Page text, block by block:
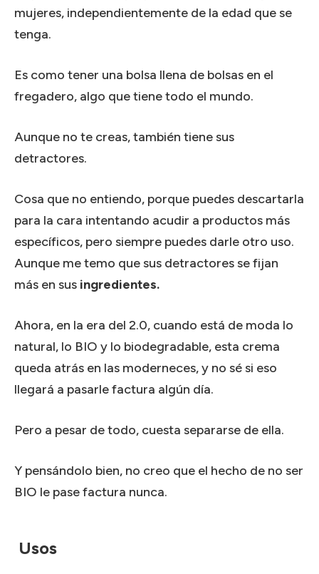
mujeres, independientemente de la edad que se
tenga.
Es como tener una bolsa llena de bolsas en el
fregadero, algo que tiene todo el mundo.
Aunque no te creas, también tiene sus
detractores.
Cosa que no entiendo, porque puedes descartarla
para la cara intentando acudir a productos más
específicos, pero siempre puedes darle otro uso.
Aunque me temo que sus detractores se fijan
más en sus ingredientes.
Ahora, en la era del 2.0, cuando está de moda lo
natural, lo BIO y lo biodegradable, esta crema
queda atrás en las moderneces, y no sé si eso
llegará a pasarle factura algún día.
Pero a pesar de todo, cuesta separarse de ella.
Y pensándolo bien, no creo que el hecho de no ser
BIO le pase factura nunca.
Usos